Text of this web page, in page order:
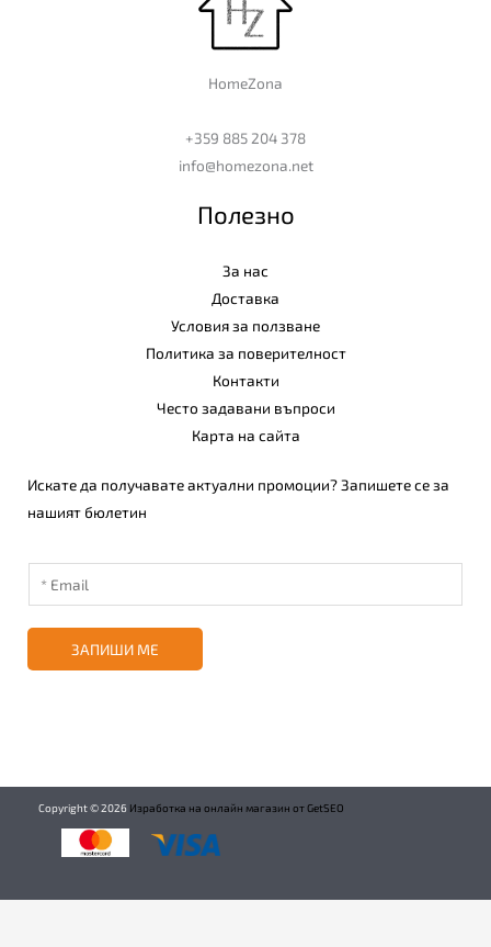
HomeZona
+359 885 204 378
info@homezona.net
Полезно
За нас
Доставка
Условия за ползване
Политика за поверителност
Контакти
Често задавани въпроси
Карта на сайта
Искате да получавате актуални промоции? Запишете се за
нашият бюлетин
ЗАПИШИ МЕ
Copyright ©2026 Изработка на онлайн магазин от GetSEO